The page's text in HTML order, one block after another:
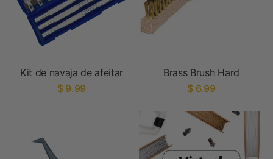
Kit de navaja de afeitar
$ 9.99
Brass Brush Hard
$ 6.99